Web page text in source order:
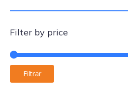
Filter by price
Filtrar